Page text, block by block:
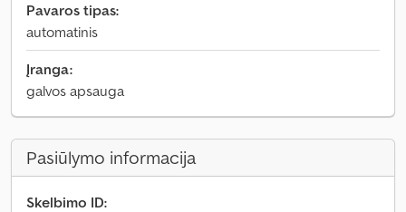
Pavaros tipas:
automatinis
Įranga:
galvos apsauga
Pasiūlymo informacija
Skelbimo ID: